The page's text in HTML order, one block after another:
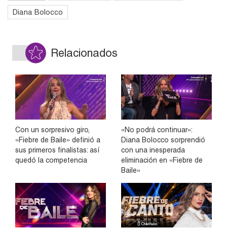
Diana Bolocco
Relacionados
Con un sorpresivo giro,
«Fiebre de Baile» definió a
sus primeros finalistas: así
quedó la competencia
«No podrá continuar»:
Diana Bolocco sorprendió
con una inesperada
eliminación en «Fiebre de
Baile»